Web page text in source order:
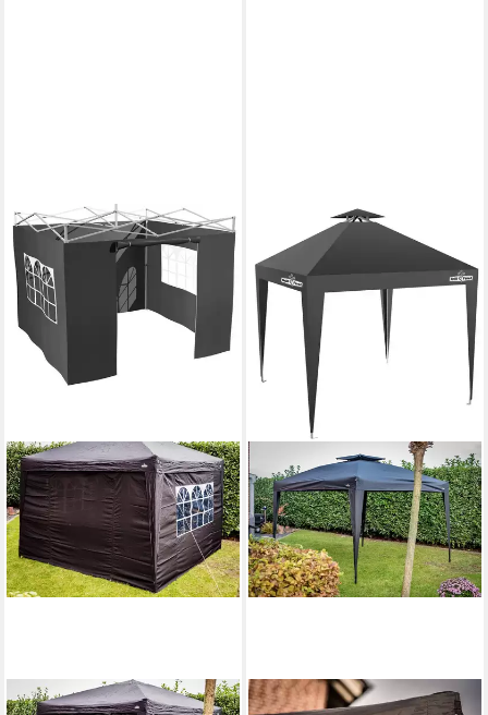
GRILLFÜRST GRILLFÜRST